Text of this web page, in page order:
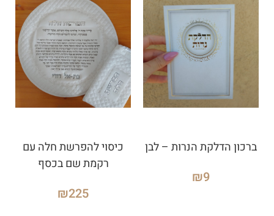
ברכון הדלקת הנרות – לבן
₪9
כיסוי להפרשת חלה עם
רקמת שם בכסף
₪225